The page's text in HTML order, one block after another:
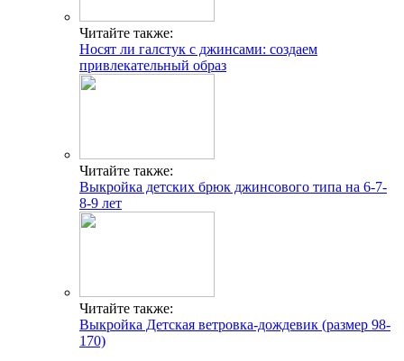
Читайте также:
Носят ли галстук с джинсами: создаем
привлекательный образ
Читайте также:
Выкройка детских брюк джинсового типа на 6-7-
8-9 лет
Читайте также:
Выкройка Детская ветровка-дождевик (размер 98-
170)